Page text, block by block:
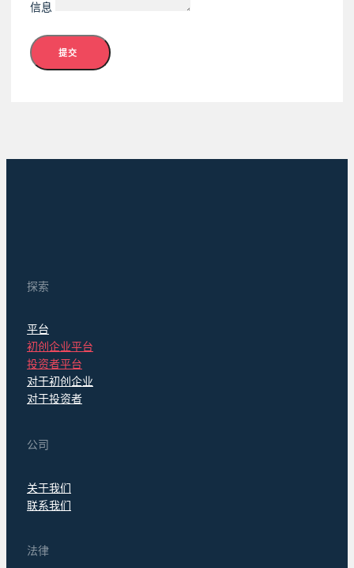
信息
提交
探索
平台
初创企业平台
投资者平台
对于初创企业
对于投资者
公司
关于我们
联系我们
法律